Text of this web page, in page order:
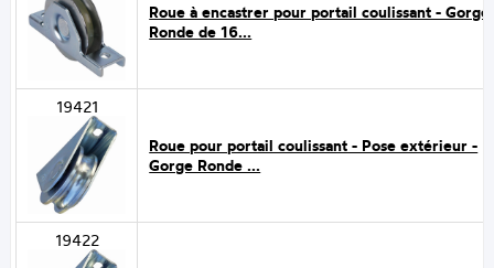
Roue à encastrer pour portail coulissant - Gorge
Ronde de 16...
19421
Roue pour portail coulissant - Pose extérieur -
Gorge Ronde ...
19422